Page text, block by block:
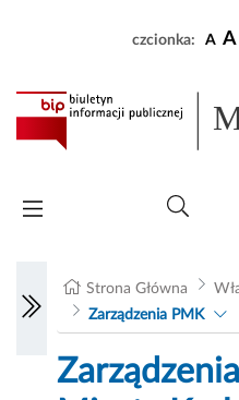
czcionka: A A
Strona Główna
Zarządzenia PMK